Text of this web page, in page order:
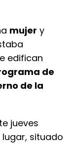
mujer y
edifican
de
de la
jueves
situado